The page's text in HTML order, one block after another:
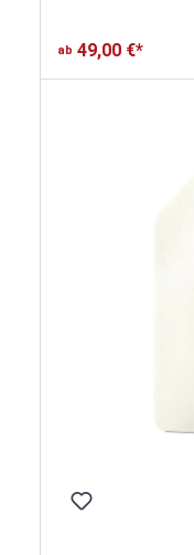
ab 49,00 €*